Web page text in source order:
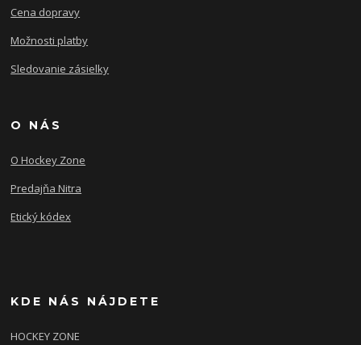
Cena dopravy
Možnosti platby
Sledovanie zásielky
O NÁS
O Hockey Zone
Predajňa Nitra
Etický kódex
KDE NÁS NÁJDETE
HOCKEY ZONE